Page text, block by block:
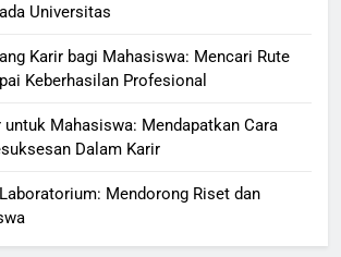
Universitas
Karir bagi Mahasiswa: Mencari Rute
Keberhasilan Profesional
untuk Mahasiswa: Mendapatkan Cara
Dalam Karir
Mendorong Riset dan